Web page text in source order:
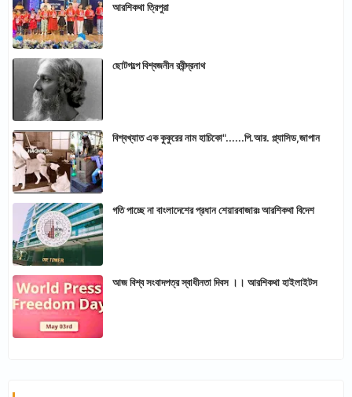
আরশিকথা ত্রিপুরা
ছোটগল্পে বিশ্বজনীন রবীন্দ্রনাথ
বিশ্বখ্যাত এক কুকুরের নাম হাচিকো"......পি.আর. প্ল্যাসিড,জাপান
গতি পাচ্ছে না বাংলাদেশের প্রধান শেয়ারবাজারঃ আরশিকথা বিদেশ
আজ বিশ্ব সংবাদপত্র স্বাধীনতা দিবস ।। আরশিকথা হাইলাইটস